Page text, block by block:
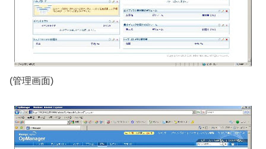
(管理画面)